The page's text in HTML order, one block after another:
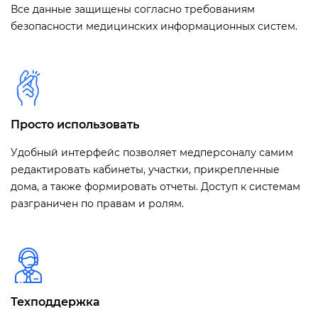
Все данные защищены согласно требованиям
безопасности медицинских информационных систем.
Просто использовать
Удобный интерфейс позволяет медперсоналу самим
редактировать кабинеты, участки, прикрепленные
дома, а также формировать отчеты. Доступ к системам
разграничен по правам и ролям.
Техподдержка